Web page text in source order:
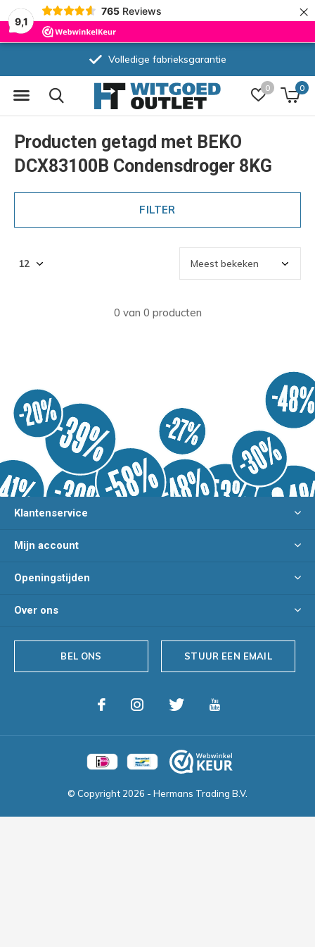
9,1
765 Reviews ×
0 0
Volledige fabrieksgarantie
Producten getagd met BEKO
DCX83100B Condensdroger 8KG
FILTER
0 van 0 producten
Klantenservice
Mijn account
Openingstijden
Over ons
BEL ONS STUUR EEN EMAIL
© Copyright 2026 - Hermans Trading B.V.